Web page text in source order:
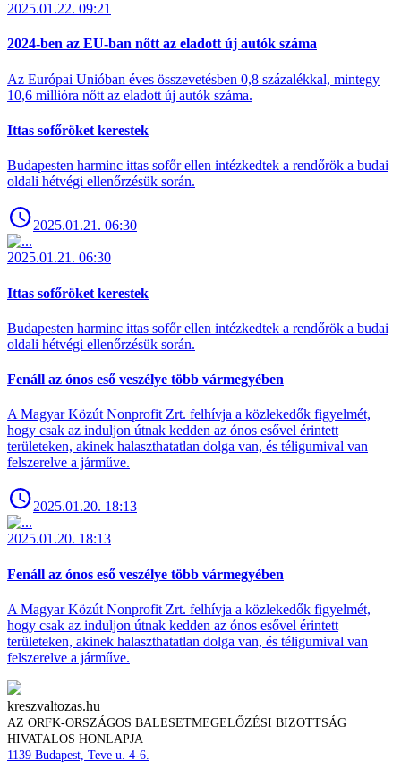
2025.01.22. 09:21
2024-ben az EU-ban nőtt az eladott új autók száma
Az Európai Unióban éves összevetésben 0,8 százalékkal, mintegy
10,6 millióra nőtt az eladott új autók száma.
Ittas sofőröket kerestek
Budapesten harminc ittas sofőr ellen intézkedtek a rendőrök a budai
oldali hétvégi ellenőrzésük során.
2025.01.21. 06:30
2025.01.21. 06:30
Ittas sofőröket kerestek
Budapesten harminc ittas sofőr ellen intézkedtek a rendőrök a budai
oldali hétvégi ellenőrzésük során.
Fenáll az ónos eső veszélye több vármegyében
A Magyar Közút Nonprofit Zrt. felhívja a közlekedők figyelmét,
hogy csak az induljon útnak kedden az ónos esővel érintett
területeken, akinek halaszthatatlan dolga van, és téligumival van
felszerelve a járműve.
2025.01.20. 18:13
2025.01.20. 18:13
Fenáll az ónos eső veszélye több vármegyében
A Magyar Közút Nonprofit Zrt. felhívja a közlekedők figyelmét,
hogy csak az induljon útnak kedden az ónos esővel érintett
területeken, akinek halaszthatatlan dolga van, és téligumival van
felszerelve a járműve.
kreszvaltozas.hu
AZ ORFK-ORSZÁGOS BALESETMEGELŐZÉSI BIZOTTSÁG
HIVATALOS HONLAPJA
1139 Budapest, Teve u. 4-6.